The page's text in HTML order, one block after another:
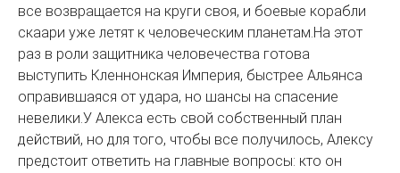
все возвращается на круги своя, и боевые корабли
скаари уже летят к человеческим планетам.На этот
раз в роли защитника человечества готова
выступить Кленнонская Империя, быстрее Альянса
оправившаяся от удара, но шансы на спасение
невелики.У Алекса есть свой собственный план
действий, но для того, чтобы все получилось, Алексу
предстоит ответить на главные вопросы: кто он